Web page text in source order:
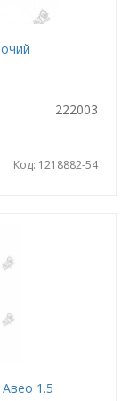
222003
Код: 1218882-54
Авео 1.5